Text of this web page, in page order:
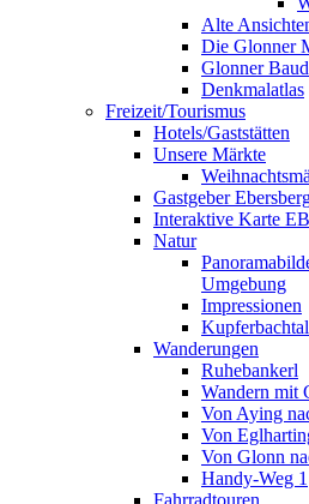
Alte
Die Glonner
Glonner
Denkmalatlas
Freizeit/Tourismus
Hotels/Gaststätten
Unsere Märkte
Gastgeber
Interaktive Karte
Natur
Umgebung
Impressionen
Wanderungen
Ruhebankerl
Wandern mit
Von Aying
Von
Von Glonn
Handy-Weg 1
Fahrradtouren